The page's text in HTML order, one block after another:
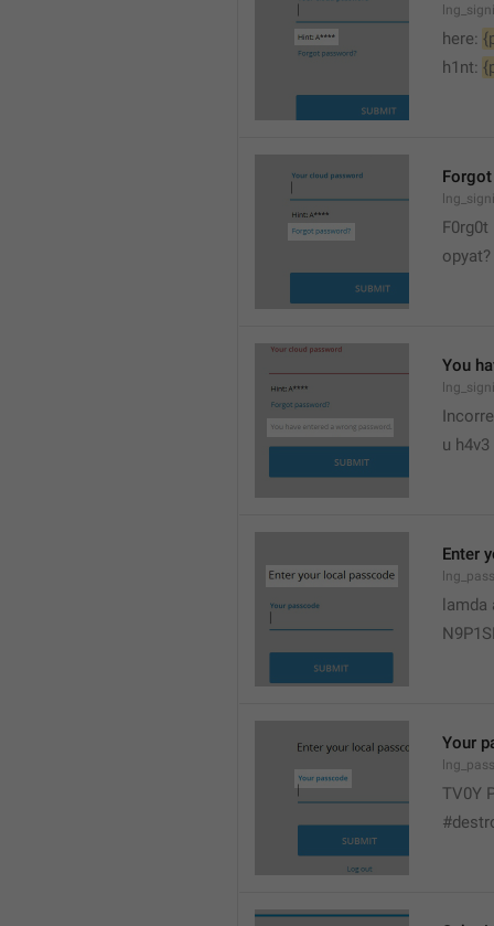
here:
h1nt:
F0rg0t
opyat?
You
u
Enter
lamda
Your
TV0Y